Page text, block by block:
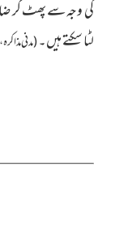
کی وجہ سے پھٹ کر
لٹا سکتے ہیں۔(مدنی مذاکرہ ، 5 ربیع الاوّل1441ھ بتغیر)